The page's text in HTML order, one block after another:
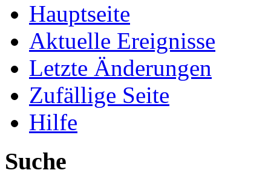
Hauptseite
Aktuelle Ereignisse
Letzte Änderungen
Zufällige Seite
Hilfe
Suche